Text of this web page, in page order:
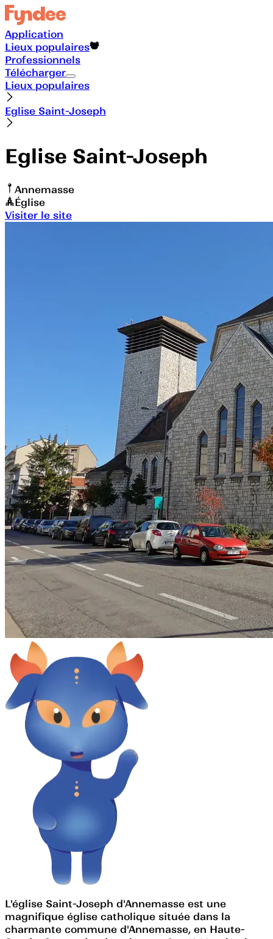
Application
Lieux populaires
Professionnels
Télécharger
Lieux populaires
Eglise Saint-Joseph
Eglise Saint-Joseph
Annemasse
Église
Visiter le site
L'église Saint-Joseph d'Annemasse est une
magnifique église catholique située dans la
charmante commune d'Annemasse, en Haute-